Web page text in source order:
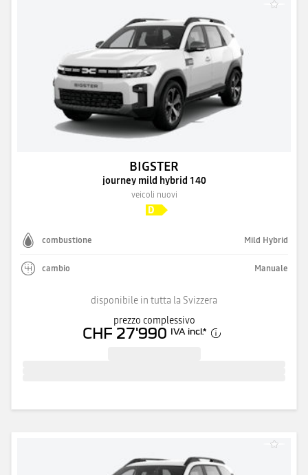
BIGSTER
journey mild hybrid 140
veicoli nuovi
combustione Mild Hybrid
cambio Manuale
disponibile in tutta la Svizzera
prezzo complessivo
CHF 27'990 IVA incl.*